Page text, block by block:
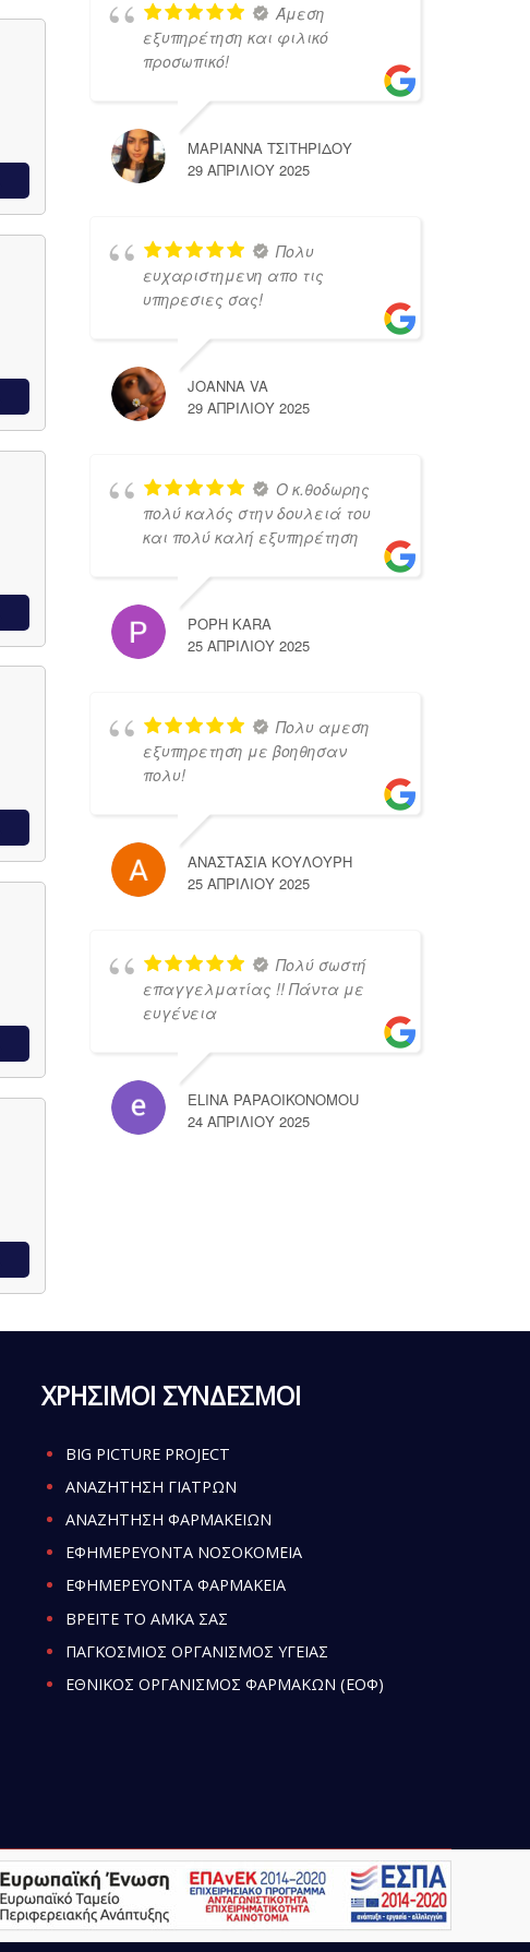
Άμεση
εξυπηρέτηση και φιλικό
προσωπικό!
ΜΑΡΙΑΝΝΑ ΤΣΙΤΗΡΙΔΟΥ
29 ΑΠΡΙΛΊΟΥ 2025
Πολυ
ευχαριστημενη απο τις
υπηρεσιες σας!
JOANNA VA
29 ΑΠΡΙΛΊΟΥ 2025
Ο κ.θοδωρης
πολύ καλός στην δουλειά του
και πολύ καλή εξυπηρέτηση
POPH KARA
25 ΑΠΡΙΛΊΟΥ 2025
Πολυ αμεση
εξυπηρετηση με βοηθησαν
πολυ!
ΑΝΑΣΤΑΣΙΑ ΚΟΥΛΟΥΡΗ
25 ΑΠΡΙΛΊΟΥ 2025
Πολύ σωστή
επαγγελματίας !! Πάντα με
ευγένεια
ELINA PAPAOIKONOMOU
24 ΑΠΡΙΛΊΟΥ 2025
ΧΡΗΣΙΜΟΙ ΣΥΝΔΕΣΜΟΙ
BIG PICTURE PROJECT
ΑΝΑΖΗΤΗΣΗ ΓΙΑΤΡΩΝ
ΑΝΑΖΗΤΗΣΗ ΦΑΡΜΑΚΕΙΩΝ
ΕΦΗΜΕΡΕΥΟΝΤΑ ΝΟΣΟΚΟΜΕΙΑ
ΕΦΗΜΕΡΕΥΟΝΤΑ ΦΑΡΜΑΚΕΙΑ
ΒΡΕΙΤΕ ΤΟ ΑΜΚΑ ΣΑΣ
ΠΑΓΚΟΣΜΙΟΣ ΟΡΓΑΝΙΣΜΟΣ ΥΓΕΙΑΣ
ΕΘΝΙΚΟΣ ΟΡΓΑΝΙΣΜΟΣ ΦΑΡΜΑΚΩΝ (ΕΟΦ)